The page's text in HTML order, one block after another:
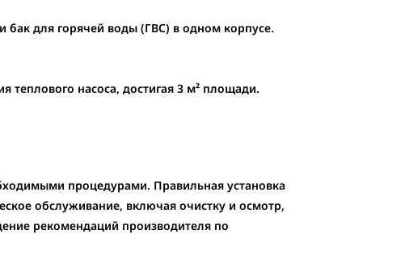
для горячей воды (ГВС) в одном корпусе.
насоса, достигая 3 м² площади.
процедурами. Правильная установка
обслуживание, включая очистку и осмотр,
рекомендаций производителя по